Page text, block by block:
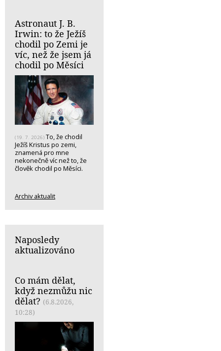
Astronaut J. B.
Irwin: to že Ježíš
chodil po Zemi je
víc, než že jsem já
chodil po Měsíci
(19. 7. 2026) To, že chodil
Ježíš Kristus po zemi,
znamená pro mne
nekonečně víc než to, že
člověk chodil po Měsíci.
Archiv aktualit
Naposledy
aktualizováno
Co mám dělat,
když nezmůžu nic
dělat? (6.8.2026,
10:28)